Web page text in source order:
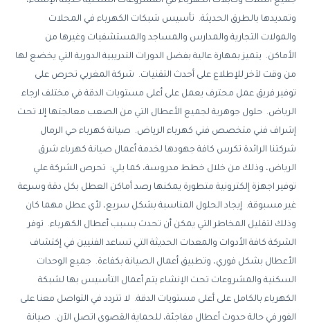
وتمديدها بالطرق الحديثة. تأسيس شبكات الكهرباء في المحلات
والمولات التجارية والمدارس والمساجد والمستشفيات وغيرها من
الأماكن. يتميز بمهارة عالية بفضل الدورات التدريبية الدورية التي يخضع لها
من وقت لآخر للإطلاع على أحدث التقنيات. شركة المغربي تحرص على
توفير فريق عمل محترف يعمل على أعلى مستويات الدقة في مختلف ارجاء
الرياض. حلول جوهرية لجميع الأعطال التي من الصعب معالجتها إلا تحت
إشراف فني متخصص فني كهرباء الرياض. صيانة كهرباء حي الرمال
شركتنا الرائدة تكرس كافة جهودها لخدمة أعمال صيانة كهرباء شرق
الرياض، وذلك من خلال خطط مدروسة، كما يلي: تحرص الشركة علي
توفير اجهزة إلكترونية متطورة يمكنها رصد أماكن العطل بكل دقة وسرعة
غير مسبوقة. إيجاد الحلول المناسبة بشكل سريع، لأي عطل مهما كان
وذلك لتقليل المخاطر التي يمكن أن تحدث بسبب أعطال الكهرباء. توفر
الشركة كافة الأدوات والمعدات الحديثة التي تساعد الفنيين في إكتشاف
الأعطال بشكل فوري، وتطبيق أعمال الصيانة بكفاءة. جميع الوحدات
السكنية والمشروعات تحت الإنشاء يتم أعمال التأسيس بها لشبكة
الكهرباء بالكامل على أعلى مستويات الدقة. لا تتردد في التواصل معنا على
الفور في حالة حدوث أعطال مفاجئة، للحماية القصوى اتصل الآن. صيانة